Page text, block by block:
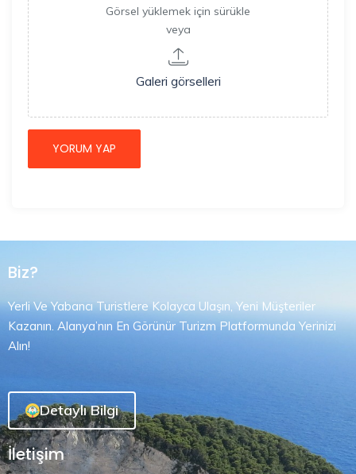
Görsel yüklemek için sürükle
veya
Galeri görselleri
Biz?
Yerli Ve Yabancı Turistlere Kolayca Ulaşın, Yeni Müşteriler
Kazanın. Alanya’nın En Görünür Turizm Platformunda Yerinizi
Alın!
Detaylı Bilgi
İletişim